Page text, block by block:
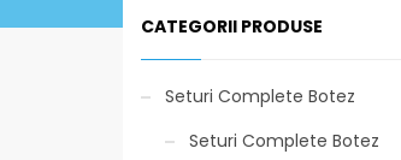
CATEGORII PRODUSE
Seturi Complete Botez
Seturi Complete Botez